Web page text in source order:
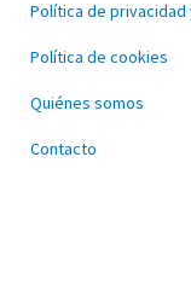
Política de privacidad
Política de cookies
Quiénes somos
Contacto